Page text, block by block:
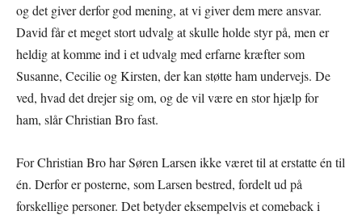
og det giver derfor god mening, at vi giver dem mere ansvar.
David får et meget stort udvalg at skulle holde styr på, men er
heldig at komme ind i et udvalg med erfarne kræfter som
Susanne, Cecilie og Kirsten, der kan støtte ham undervejs. De
ved, hvad det drejer sig om, og de vil være en stor hjælp for
ham, slår Christian Bro fast.
For Christian Bro har Søren Larsen ikke været til at erstatte én til
én. Derfor er posterne, som Larsen bestred, fordelt ud på
forskellige personer. Det betyder eksempelvis et comeback i